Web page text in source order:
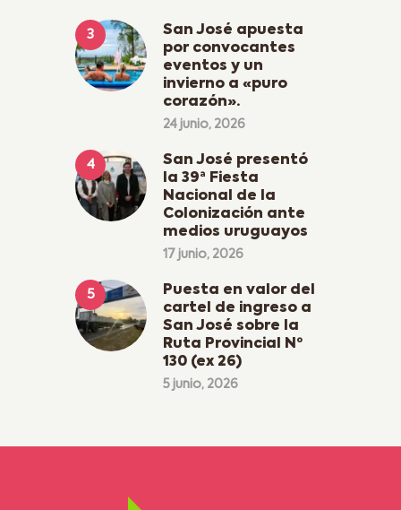
San José apuesta
por convocantes
eventos y un
invierno a «puro
corazón».
24 junio, 2026
San José presentó
la 39ª Fiesta
Nacional de la
Colonización ante
medios uruguayos
17 junio, 2026
Puesta en valor del
cartel de ingreso a
San José sobre la
Ruta Provincial Nº
130 (ex 26)
5 junio, 2026